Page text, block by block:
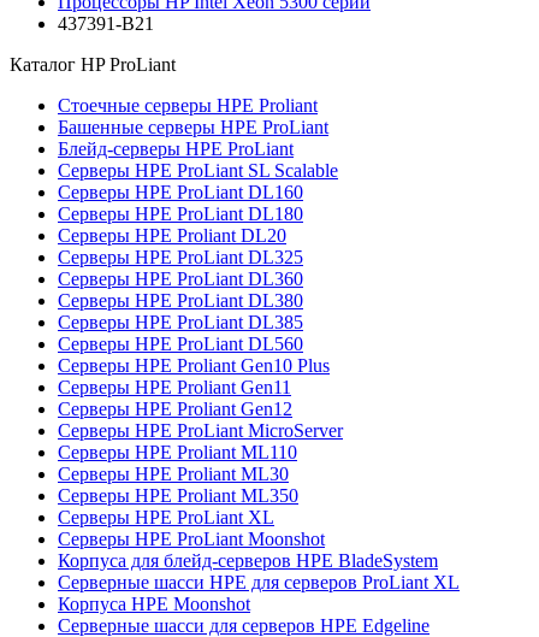
437391-B21
Каталог HP ProLiant
Стоечные серверы HPE Proliant
Башенные серверы HPE ProLiant
Блейд-серверы HPE ProLiant
Серверы HPE ProLiant SL Scalable
Серверы HPE ProLiant DL160
Серверы HPE ProLiant DL180
Серверы HPE Proliant DL20
Серверы HPE ProLiant DL325
Серверы HPE ProLiant DL360
Серверы HPE ProLiant DL380
Серверы HPE ProLiant DL385
Серверы HPE ProLiant DL560
Серверы HPE Proliant Gen10 Plus
Серверы HPE Proliant Gen11
Серверы HPE Proliant Gen12
Серверы HPE ProLiant MicroServer
Серверы HPE Proliant ML110
Серверы HPE Proliant ML30
Серверы HPE Proliant ML350
Серверы HPE ProLiant XL
Серверы HPE ProLiant Moonshot
Корпуса для блейд-серверов HPE BladeSystem
Серверные шасси HPE для серверов ProLiant XL
Корпуса HPE Moonshot
Серверные шасси для серверов HPE Edgeline